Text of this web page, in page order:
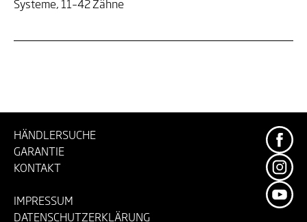
HÄNDLERSUCHE
GARANTIE
KONTAKT
IMPRESSUM
DATENSCHUTZERKLÄRUNG